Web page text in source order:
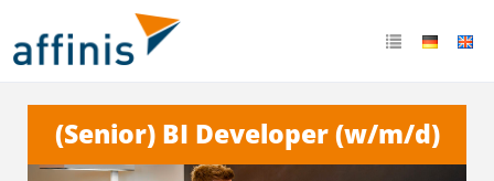
(Senior) BI Developer (w/m/d)